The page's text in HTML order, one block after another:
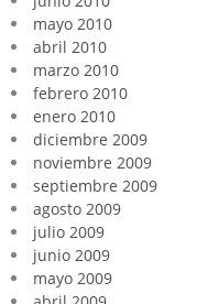
mayo 2010
abril 2010
marzo 2010
febrero 2010
enero 2010
diciembre 2009
noviembre 2009
septiembre 2009
agosto 2009
julio 2009
junio 2009
mayo 2009